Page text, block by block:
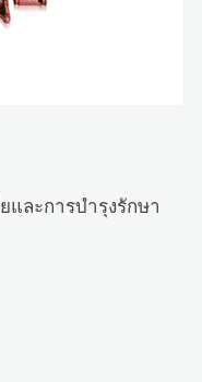
ละการบำรุงรักษา